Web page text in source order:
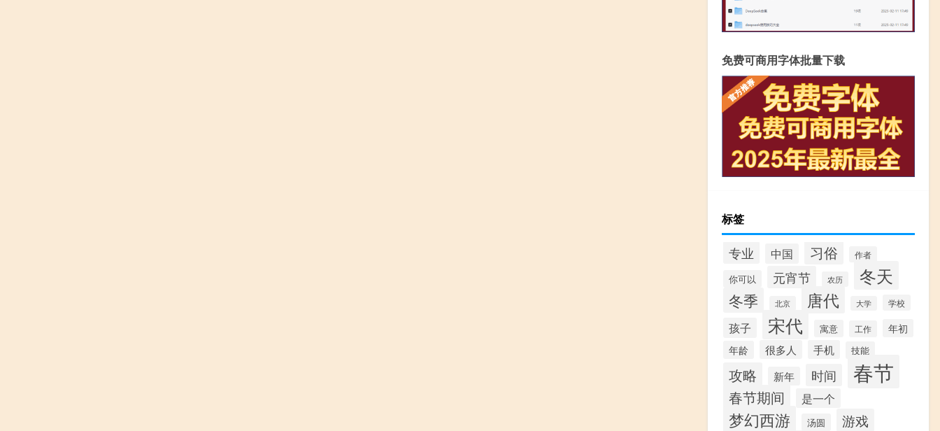
免费可商用字体批量下载
标签
专业 中国 习俗 作者
你可以 元宵节 农历 冬天
冬季 北京 唐代 大学 学校
孩子 宋代 寓意 工作
年初
年龄
很多人 手机 技能
攻略 新年 时间 春节
春节期间 是一个
梦幻西游 汤圆 游戏